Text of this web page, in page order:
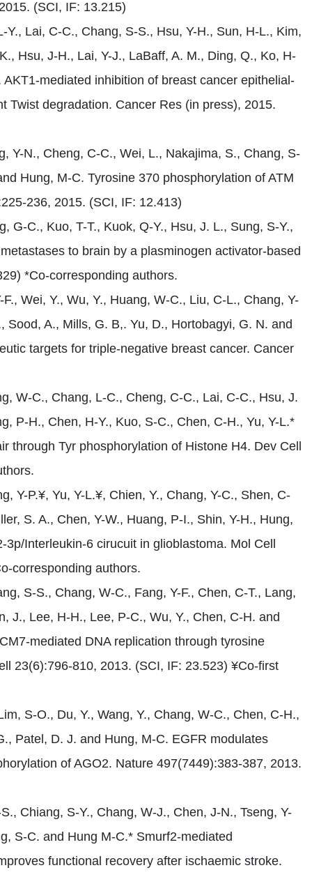
(SCI, IF: 13.215)
Lai, C-C., Chang, S-S., Hsu, Y-H., Sun, H-L., Kim,
Hsu, J-H., Lai, Y-J., LaBaff, A. M., Ding, Q., Ko, H-
mediated inhibition of breast cancer epithelial-
Twist degradation. Cancer Res (in press), 2015.
Y-N., Cheng, C-C., Wei, L., Nakajima, S., Chang, S-
Hung, M-C. Tyrosine 370 phosphorylation of ATM
236, 2015. (SCI, IF: 12.413)
G-C., Kuo, T-T., Kuok, Q-Y., Hsu, J. L., Sung, S-Y.,
to brain by a plasminogen activator-based
*Co-corresponding authors.
Wei, Y., Wu, Y., Huang, W-C., Liu, C-L., Chang, Y-
A., Mills, G. B,. Yu, D., Hortobagyi, G. N. and
targets for triple-negative breast cancer. Cancer
W-C., Chang, L-C., Cheng, C-C., Lai, C-C., Hsu, J.
P-H., Chen, H-Y., Kuo, S-C., Chen, C-H., Yu, Y-L.*
through Tyr phosphorylation of Histone H4. Dev Cell
Y-P.¥, Yu, Y-L.¥, Chien, Y., Chang, Y-C., Shen, C-
S. A., Chen, Y-W., Huang, P-I., Shin, Y-H., Hung,
Interleukin-6 cirucuit in glioblastoma. Mol Cell
corresponding authors.
S-S., Chang, W-C., Fang, Y-F., Chen, C-T., Lang,
J., Lee, H-H., Lee, P-C., Wu, Y., Chen, C-H. and
mediated DNA replication through tyrosine
23(6):796-810, 2013. (SCI, IF: 23.523) ¥Co-first
S-O., Du, Y., Wang, Y., Chang, W-C., Chen, C-H.,
Patel, D. J. and Hung, M-C. EGFR modulates
of AGO2. Nature 497(7449):383-387, 2013.
Chiang, S-Y., Chang, W-J., Chen, J-N., Tseng, Y-
S-C. and Hung M-C.* Smurf2-mediated
functional recovery after ischaemic stroke.